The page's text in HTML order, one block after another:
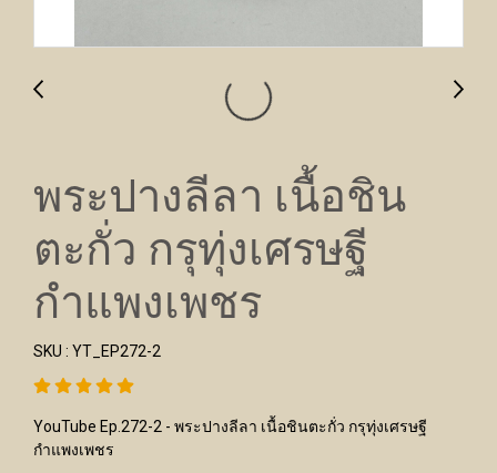
พระปางลีลา เนื้อชิน
ตะกั่ว กรุทุ่งเศรษฐี
กำแพงเพชร
SKU : YT_EP272-2
YouTube Ep.272-2 - พระปางลีลา เนื้อชินตะกั่ว กรุทุ่งเศรษฐี
กำแพงเพชร